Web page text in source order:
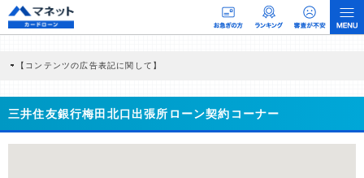
【コンテンツの広告表記に関して】
商品を根拠なくPRするものではなく、当編集部の調査／ユーザーへの口コミ収集な
どに基づき、公平性を担保した情報提供を行っています。
>提携企業一覧
三井住友銀行梅田北口出張所ローン契約コーナー